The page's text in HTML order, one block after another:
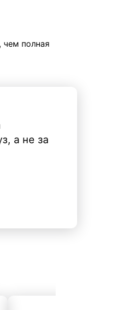
чем полная
а не за